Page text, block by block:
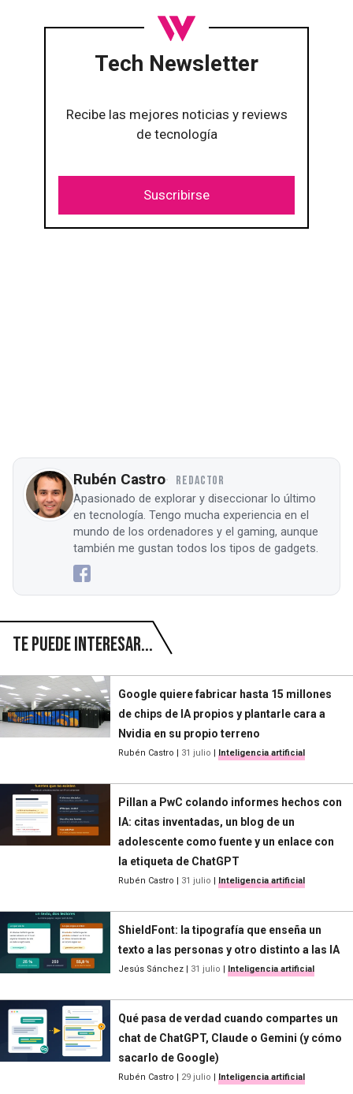
Tech Newsletter
Recibe las mejores noticias y reviews
de tecnología
Suscribirse
Rubén Castro REDACTOR
Apasionado de explorar y diseccionar lo último
en tecnología. Tengo mucha experiencia en el
mundo de los ordenadores y el gaming, aunque
también me gustan todos los tipos de gadgets.
Te puede interesar...
Google quiere fabricar hasta 15 millones
de chips de IA propios y plantarle cara a
Nvidia en su propio terreno
Rubén Castro | 31 julio | Inteligencia artificial
Pillan a PwC colando informes hechos con
IA: citas inventadas, un blog de un
adolescente como fuente y un enlace con
la etiqueta de ChatGPT
Rubén Castro | 31 julio | Inteligencia artificial
ShieldFont: la tipografía que enseña un
texto a las personas y otro distinto a las IA
Jesús Sánchez | 31 julio | Inteligencia artificial
Qué pasa de verdad cuando compartes un
chat de ChatGPT, Claude o Gemini (y cómo
sacarlo de Google)
Rubén Castro | 29 julio | Inteligencia artificial